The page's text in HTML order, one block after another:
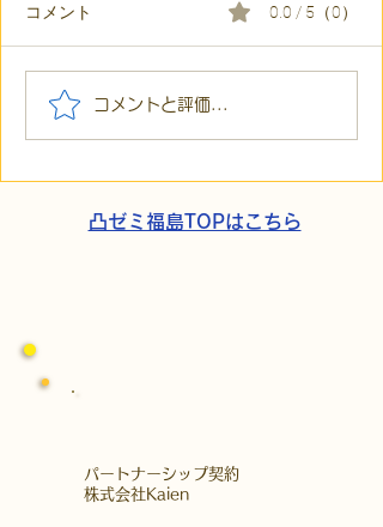
【代表ブログ】「目の前
の小石」と自立への伴
コメント 0.0 / 5（0）
コメントと評価...
凸ゼミ福島TOPはこちら
​パートナーシップ契約
​株式会社Kaien